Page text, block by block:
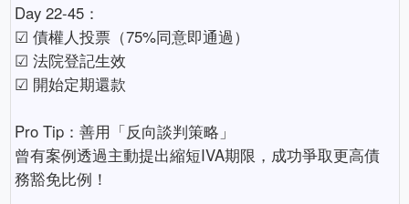
Day 22-45：
☑ 債權人投票（75%同意即通過）
☑ 法院登記生效
☑ 開始定期還款
Pro Tip：善用「反向談判策略」
曾有案例透過主動提出縮短IVA期限，成功爭取更高債
務豁免比例！